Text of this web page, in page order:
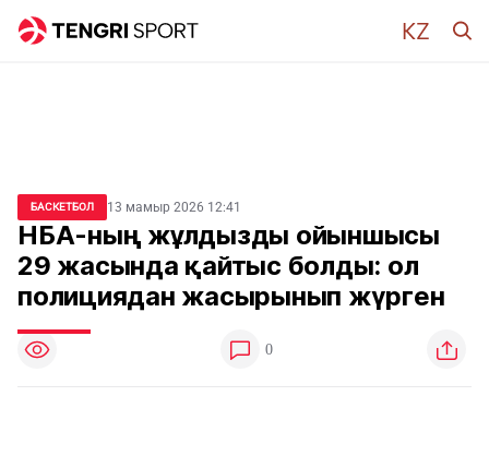
БАСКЕТБОЛ 13 мамыр 2026 12:41
НБА-ның жұлдызды ойыншысы
29 жасында қайтыс болды: ол
полициядан жасырынып жүрген
0